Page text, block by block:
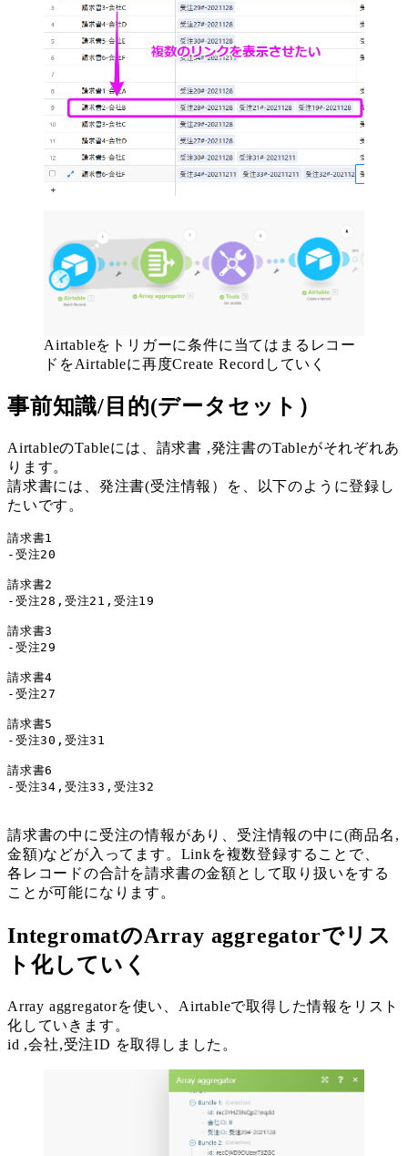
Airtableをトリガーに条件に当てはまるレコー
ドをAirtableに再度Create Recordしていく
事前知識/目的(データセット）
AirtableのTableには、請求書 ,発注書のTableがそれぞれあ
ります。
請求書には、発注書(受注情報）を、以下のように登録し
たいです。
請求書1
-受注20
請求書2
-受注28,受注21,受注19
請求書3
-受注29
請求書4
-受注27
請求書5
-受注30,受注31
請求書6
-受注34,受注33,受注32
請求書の中に受注の情報があり、受注情報の中に(商品名,
金額)などが入ってます。Linkを複数登録することで、
各レコードの合計を請求書の金額として取り扱いをする
ことが可能になります。
IntegromatのArray aggregatorでリス
ト化していく
Array aggregatorを使い、Airtableで取得した情報をリスト
化していきます。
id ,会社,受注ID を取得しました。